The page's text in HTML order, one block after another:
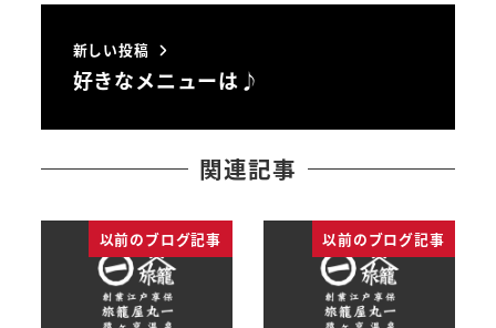
新しい投稿
好きなメニューは♪
関連記事
以前のブログ記事 以前のブログ記事